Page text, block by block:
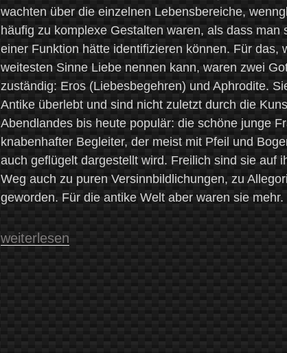
wachten über die einzelnen Lebensbereiche,
häufig zu komplexe Gestalten waren, als dass man
einer Funktion hätte identifizieren können. Für das,
weitesten Sinne Liebe nennen kann, waren zwei
zuständig: Eros (Liebesbegehren) und Aphrodite.
Antike überlebt und sind nicht zuletzt durch die
Abendlandes bis heute populär: die schöne junge
knabenhafter Begleiter, der meist mit Pfeil und
auch geflügelt dargestellt wird. Freilich sind sie auf
Weg auch zu puren Versinnbildlichungen, zu
geworden. Für die antike Welt aber waren sie mehr.
„Eros
weiterlesen